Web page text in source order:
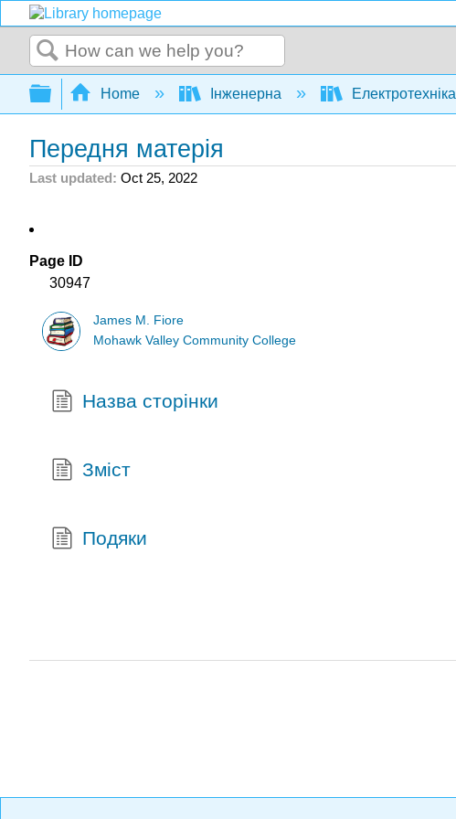
Search
Expand/collapse global hierarchy
Home Інженерна Електротехніка
Передня матерія
Last updated Oct 25, 2022
Page ID
30947
James M. Fiore
Mohawk Valley Community College
Назва сторінки
Зміст
Подяки